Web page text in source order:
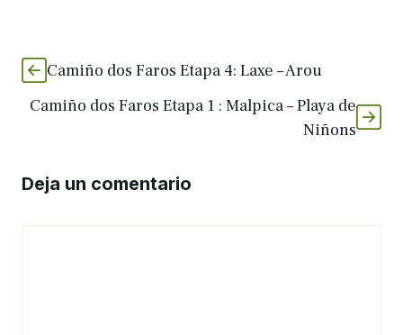
Camiño dos Faros Etapa 4: Laxe – Arou
Camiño dos Faros Etapa 1 : Malpica – Playa de
Niñons
Deja un comentario